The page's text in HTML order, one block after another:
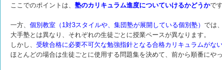
ここでのポイントは、 塾のカリキュラム進度についていけるかどうかで
一方、 個別教室（1対3スタイルや、集団塾が展開している個別塾） では
大手塾とは異なり、それぞれの生徒ごとに授業ペースが異なります。
しかし、 受験合格に必要不可欠な勉強指針となる合格カリキュラムがな
ほとんどの場合は生徒ごとに使用する問題集を決めて、前から順番にや